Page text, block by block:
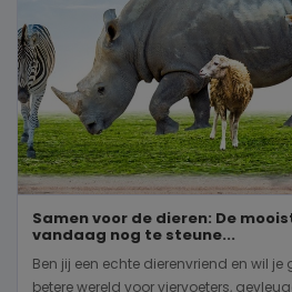
Samen voor de dieren: De
vandaag nog te steune...
Ben jij een echte dierenvriend en wil
betere wereld voor viervoeters,